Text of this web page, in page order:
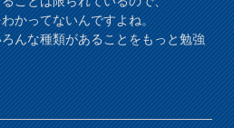
かってないんですよね。
んな種類があることをもっと勉強